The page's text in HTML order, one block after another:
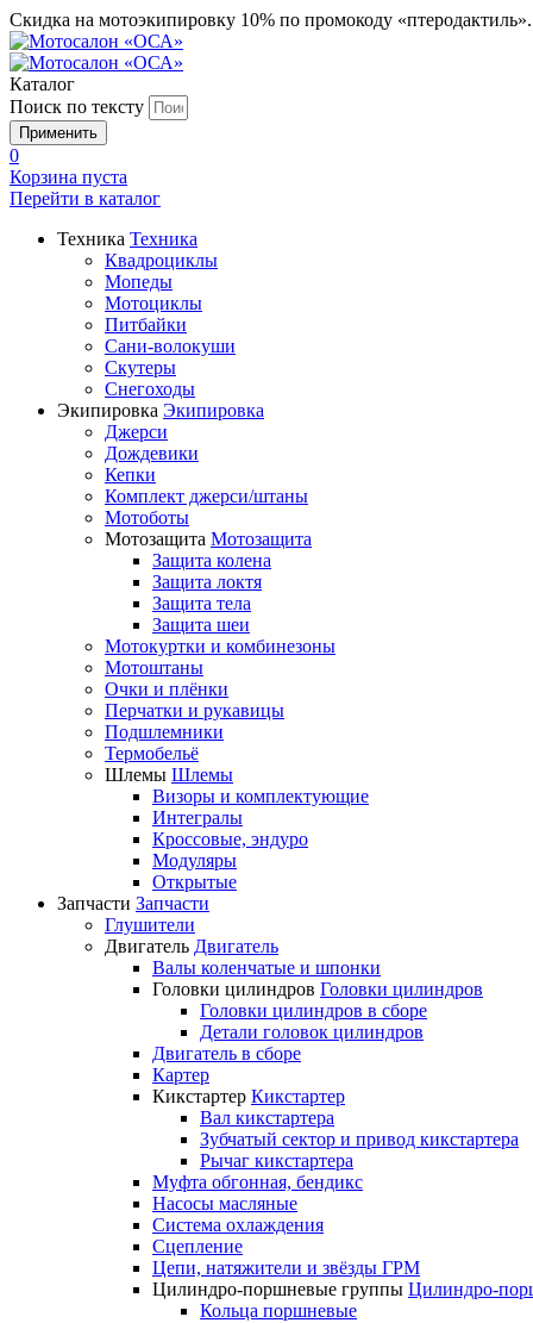
Скидка на мотоэкипировку 10% по промокоду
Каталог
Поиск по тексту
0
Корзина пуста
Перейти в каталог
Техника Техника
Квадроциклы
Мопеды
Мотоциклы
Питбайки
Сани-волокуши
Скутеры
Снегоходы
Экипировка Экипировка
Джерси
Дождевики
Кепки
Комплект джерси/штаны
Мотоботы
Мотозащита Мотозащита
Защита колена
Защита локтя
Защита тела
Защита шеи
Мотокуртки и комбинезоны
Мотоштаны
Очки и плёнки
Перчатки и рукавицы
Подшлемники
Термобельё
Шлемы Шлемы
Визоры и комплектующие
Интегралы
Кроссовые, эндуро
Модуляры
Открытые
Запчасти Запчасти
Глушители
Двигатель Двигатель
Валы коленчатые и шпонки
Головки цилиндров Головки цилиндров
Головки цилиндров в сборе
Детали головок цилиндров
Двигатель в сборе
Картер
Кикстартер Кикстартер
Вал кикстартера
Зубчатый сектор и привод кикстартера
Рычаг кикстартера
Муфта обгонная, бендикс
Насосы масляные
Система охлаждения
Сцепление
Цепи, натяжители и звёзды ГРМ
Цилиндро-поршневые группы Цилиндро-
Кольца поршневые